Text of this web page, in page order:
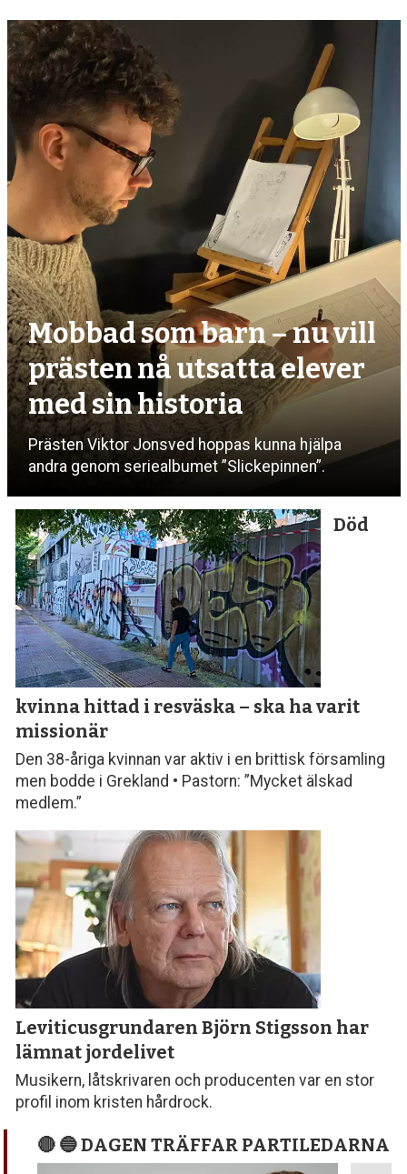
Mobbad som barn – nu vill
prästen nå utsatta elever
med sin historia
Prästen Viktor Jonsved hoppas kunna hjälpa
andra genom seriealbumet ”Slickepinnen”.
Död
kvinna hittad i resväska – ska ha varit
missionär
Den 38-åriga kvinnan var aktiv i en brittisk församling
men bodde i Grekland • Pastorn: ”Mycket älskad
medlem.”
Leviticusgrundaren Björn Stigsson har
lämnat jordelivet
Musikern, låtskrivaren och producenten var en stor
profil inom kristen hårdrock.
🔴 🔵 DAGEN TRÄFFAR PARTILEDARNA